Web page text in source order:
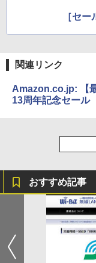
［セ
関連リンク
Amazon.co.jp: 【
13周年記念セール
おすすめ記事